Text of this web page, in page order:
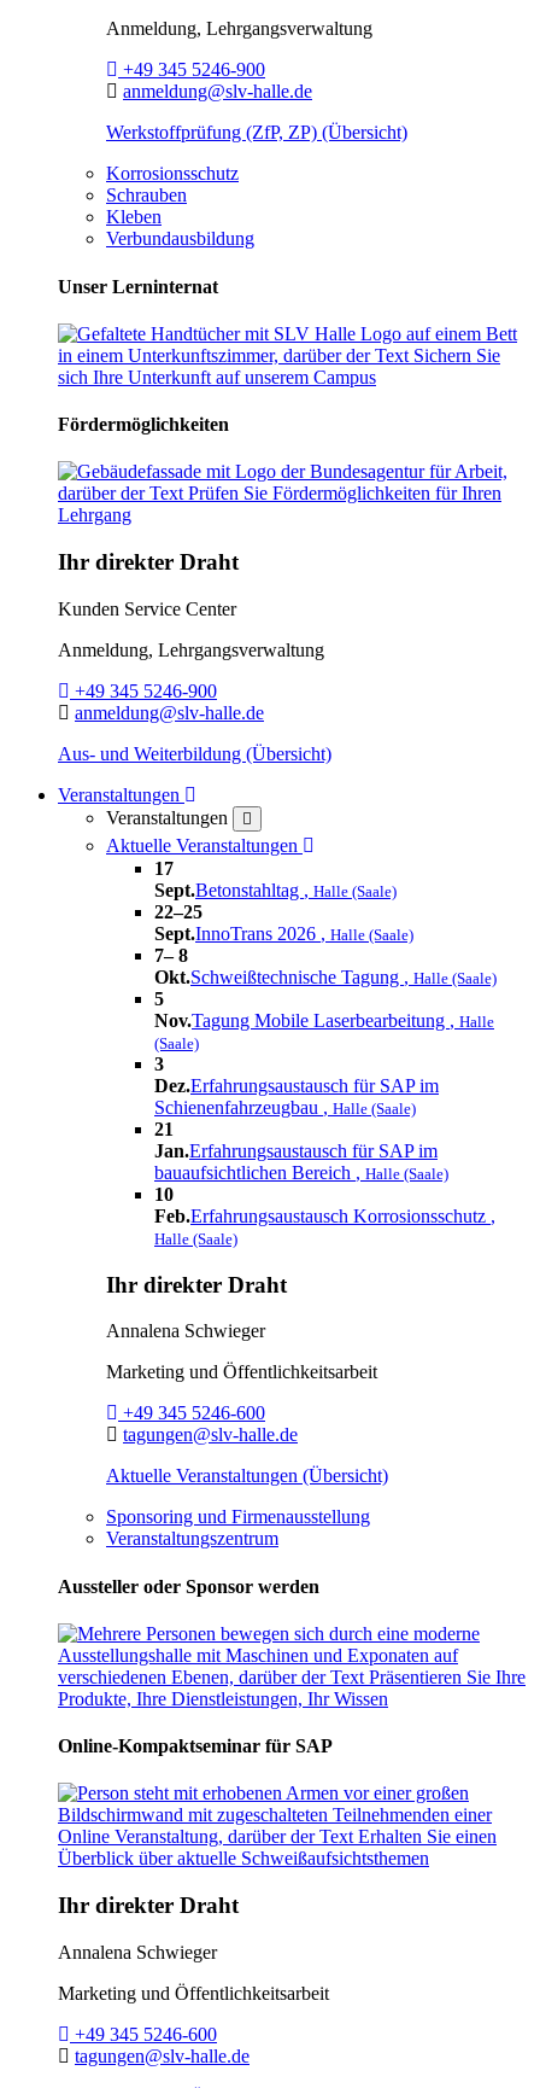
Anmeldung, Lehrgangsverwaltung
Telefon:
+49 345 5246-900
E-Mail:
anmeldung@slv-halle.de
Werkstoffprüfung (ZfP, ZP) (Übersicht)
Korrosionsschutz
Schrauben
Kleben
Verbundausbildung
Unser Lerninternat
Fördermöglichkeiten
Ihr direkter Draht
Kunden Service Center
Anmeldung, Lehrgangsverwaltung
Telefon:
+49 345 5246-900
E-Mail:
anmeldung@slv-halle.de
Aus- und Weiterbildung (Übersicht)
Veranstaltungen
Veranstaltungen
Aktuelle Veranstaltungen Toggle Dropdown
17
Sept.Betonstahltag , Halle (Saale)
22–25
Sept.InnoTrans 2026 , Halle (Saale)
7– 8
Okt.Schweißtechnische Tagung , Halle (Saale)
5
Nov.Tagung Mobile Laserbearbeitung , Halle
(Saale)
3
Dez.Erfahrungsaustausch für SAP im
Schienenfahrzeugbau , Halle (Saale)
21
Jan.Erfahrungsaustausch für SAP im
bauaufsichtlichen Bereich , Halle (Saale)
10
Feb.Erfahrungsaustausch Korrosionsschutz ,
Halle (Saale)
Ihr direkter Draht
Annalena Schwieger
Marketing und Öffentlichkeitsarbeit
Telefon:
+49 345 5246-600
E-Mail:
tagungen@slv-halle.de
Aktuelle Veranstaltungen (Übersicht)
Sponsoring und Firmenausstellung
Veranstaltungszentrum
Aussteller oder Sponsor werden
Online-Kompaktseminar für SAP
Ihr direkter Draht
Annalena Schwieger
Marketing und Öffentlichkeitsarbeit
Telefon:
+49 345 5246-600
E-Mail:
tagungen@slv-halle.de